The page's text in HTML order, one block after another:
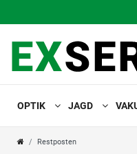
OPTIK JAGD
Restposten